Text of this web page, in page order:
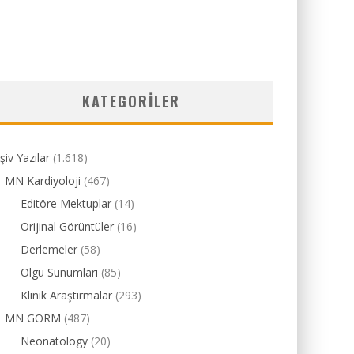
KATEGORILER
Yazılar (1.618)
MN Kardiyoloji (467)
Editöre Mektuplar (14)
Orijinal Görüntüler (16)
Derlemeler (58)
Olgu Sunumları (85)
Klinik Araştırmalar (293)
MN GORM (487)
Neonatology (20)